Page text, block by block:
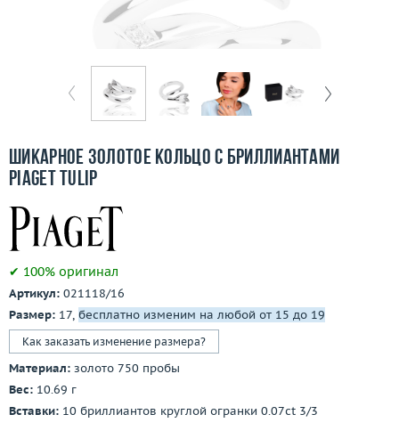
Бесплатная доставка
О компании
Контакты
3D-тур по шоуруму
Шикарное золотое кольцо с бриллиантами
Piaget Tulip
✔ 100% оригинал
Артикул: 021118/16
Размер: 17, бесплатно изменим на любой от 15 до 19
Как заказать изменение размера?
Материал: золото 750 пробы
Вес: 10.69 г
Вставки: 10 бриллиантов круглой огранки 0.07ct 3/3